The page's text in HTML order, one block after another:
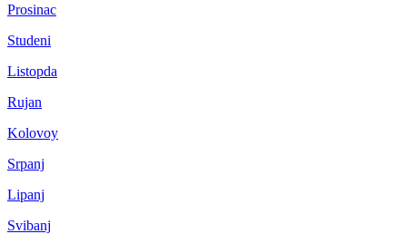
Prosinac
Studeni
Listopda
Rujan
Kolovoy
Srpanj
Lipanj
Svibanj